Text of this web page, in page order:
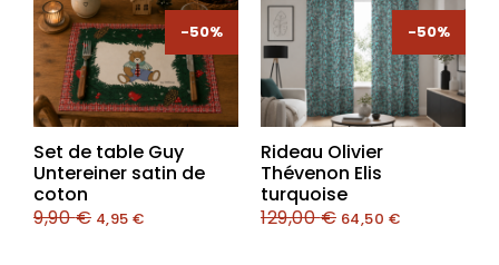
-50%
-50%
Set de table Guy
Untereiner satin de
coton
9,90€ 4,95 €
-50%
-50%
Rideau Olivier
Thévenon Elis
turquoise
129,00€ 64,50 €